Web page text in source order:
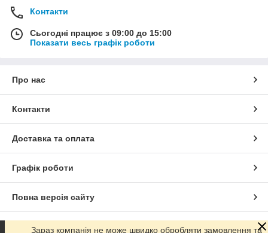
Контакти
Сьогодні працює з 09:00 до 15:00
Показати весь графік роботи
Про нас
Контакти
Доставка та оплата
Графік роботи
Повна версія сайту
Сайт створено на маркетплейсі Prom.ua
Зараз компанія не може швидко обробляти замовлення та